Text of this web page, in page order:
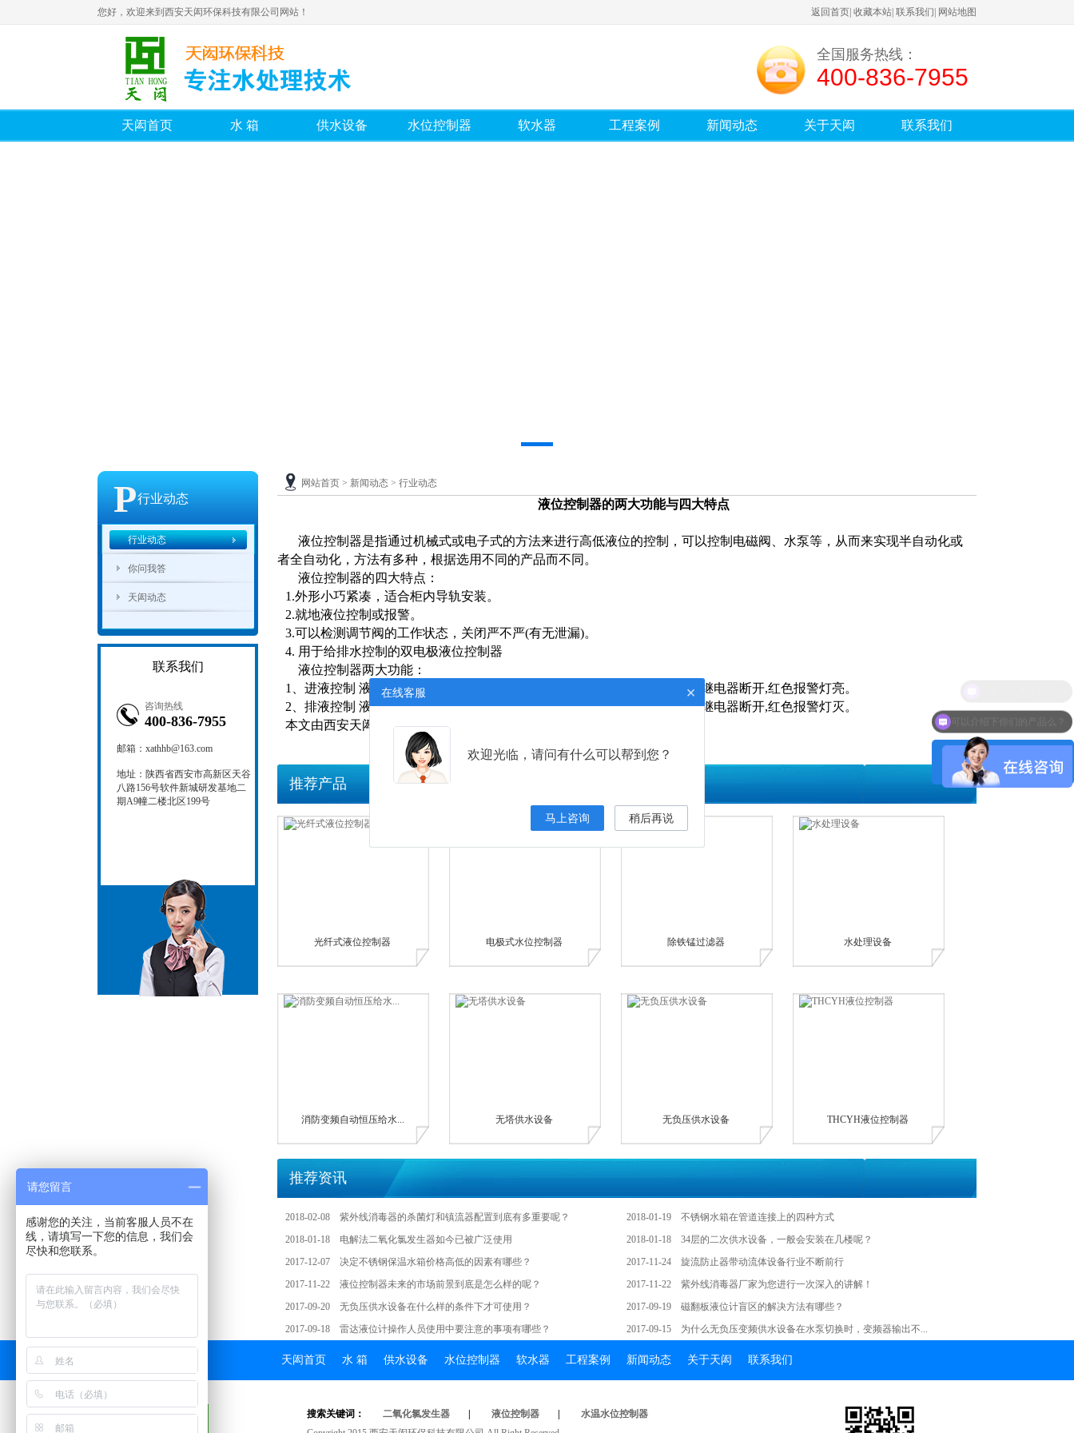
您好，欢迎来到西安天闳环保科技有限公司网站！ 返回首页 收藏本站 联系我们 网站地图
全国服务热线：
400-836-7955
天闳首页 水箱 供水设备 水位控制器 软水器 工程案例 新闻动态 关于天闳 联系我们
网站首页 > 新闻动态 > 行业动态
液位控制器的两大功能与四大特点
液位控制器是指通过机械式或电子式的方法来进行高低液位的控制，可以控制电磁阀、水泵等，从而来实现半自动化或
者全自动化，方法有多种，根据选用不同的产品而不同。
液位控制器的四大特点：
1.外形小巧紧凑，适合柜内导轨安装。
2.就地液位控制或报警。
3.可以检测调节阀的工作状态，关闭严不严(有无泄漏)。
4.用于给排水控制的双电极液位控制器
液位控制器两大功能：
1、进液控制液位低于下限时,继电器吸合,红色报警灯亮；液位高于上限时,继电器断开,红色报警灯亮。
2、排液控制液位高于上限时,继电器吸合,红色报警灯亮；液位低于下限时,继电器断开,红色报警灯灭。
本文由西安天闳环保提供，转载请注明出处，联系电话：400-886-9935
推荐产品
光纤式液位控制器 电极式水位控制器 除铁锰过滤器 水处理设备
消防变频自动恒压给水... 无塔供水设备 无负压供水设备 THCYH液位控制器
推荐资讯
2018-02-08 紫外线消毒器的杀菌灯和镇流器配置到底有多重要呢？ 2018-01-19
不锈钢水箱在管道连接上的四种方式
2018-01-18
电解法二氧化氯发生器如今已被广泛使用 2018-01-18
34层的二次供水设备，一般会安装在几楼呢？
2017-12-07
决定不锈钢保温水箱价格高低的因素有哪些？ 2017-11-24
旋流防止器带动流体设备行业不断前行
2017-11-22
液位控制器未来的市场前景到底是怎么样的呢？ 2017-11-22
紫外线消毒器厂家为您进行一次深入的讲解！
2017-09-20
无负压供水设备在什么样的条件下才可使用？ 2017-09-19
磁翻板液位计盲区的解决方法有哪些？
2017-09-18
雷达液位计操作人员使用中要注意的事项有哪些？ 2017-09-15 为什么无负压变频供水设备在水泵切换时，变频器输出不...
P行业动态
行业动态
你问我答
天闳动态
联系我们
咨询热线
400-836-7955
邮箱：xathhb@163.com
地址：陕西省西安市高新区天谷
八路156号软件新城研发基地二
期A9幢二楼北区199号
天闳首页 水箱 供水设备 水位控制器 软水器 工程案例 新闻动态 关于天闳 联系我们
搜索关键词： 二氧化氯发生器 液位控制器
水温水位控制器
在线咨询
在线客服
欢迎光临，请问有什么可以帮到您？
马上咨询 稍后再说
×
可以介绍下你们的产品么？
请您留言
感谢您的关注，当前客服人员不在
线，请填写一下您的信息，我们会
尽快和您联系。